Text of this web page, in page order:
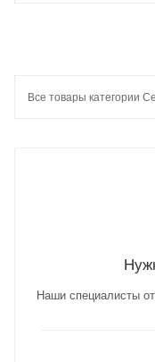
Все товары категории
Наши специалисты